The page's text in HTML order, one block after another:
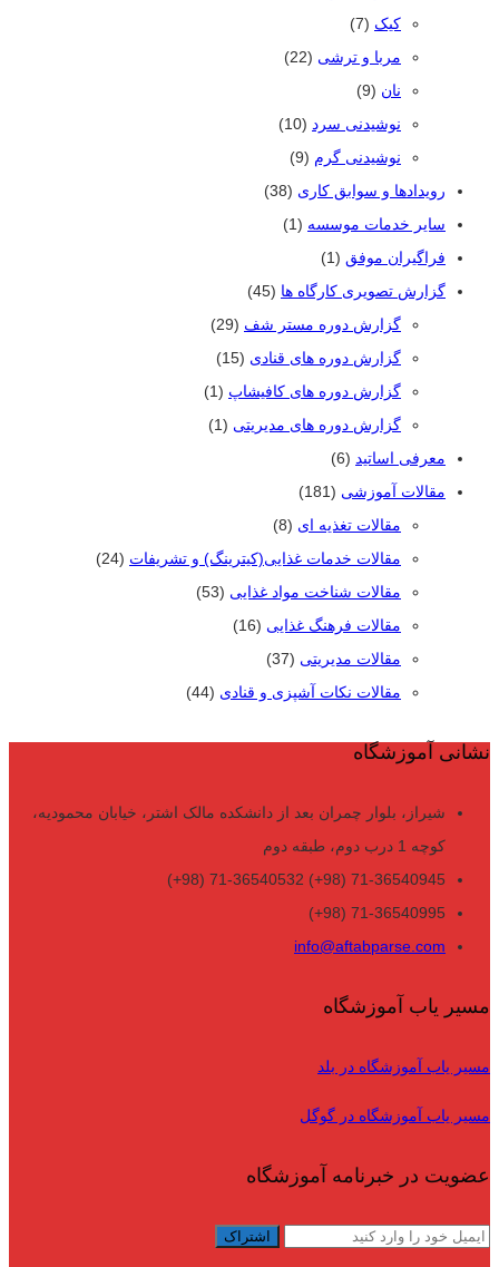
کیک (7)
مربا و ترشی (22)
نان (9)
نوشیدنی سرد (10)
نوشیدنی گرم (9)
رویدادها و سوابق کاری (38)
سایر خدمات موسسه (1)
فراگیران موفق (1)
گزارش تصویری کارگاه ها (45)
گزارش دوره مستر شف (29)
گزارش دوره های قنادی (15)
گزارش دوره های کافیشاپ (1)
گزارش دوره های مدیریتی (1)
معرفی اساتید (6)
مقالات آموزشی (181)
مقالات تغذیه ای (8)
مقالات خدمات غذایی(کیترینگ) و تشریفات (24)
مقالات شناخت مواد غذایی (53)
مقالات فرهنگ غذایی (16)
مقالات مدیریتی (37)
مقالات نکات آشپزی و قنادی (44)
نشانی آموزشگاه
شیراز، بلوار چمران بعد از دانشکده مالک اشتر، خیابان محمودیه،
کوچه 1 درب دوم، طبقه دوم
71-36540945 (98+) 71-36540532 (98+)
71-36540995 (98+)
info@aftabparse.com
مسیر یاب آموزشگاه
مسیر یاب آموزشگاه در بلد
مسیر یاب آموزشگاه در گوگل
عضویت در خبرنامه آموزشگاه